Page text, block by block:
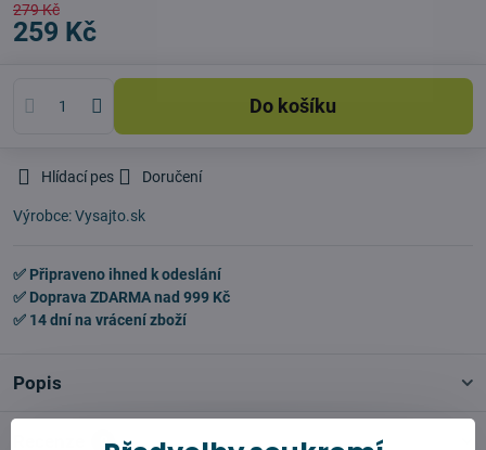
279 Kč
259 Kč
Do košíku
Hlídací pes Doručení
Výrobce:Vysajto.sk
✅ Připraveno ihned k odeslání
✅ Doprava ZDARMA nad 999 Kč
✅ 14 dní na vrácení zboží
Popis
0